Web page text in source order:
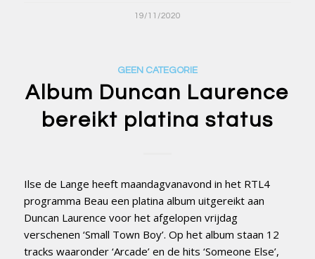
19/11/2020
GEEN CATEGORIE
Album Duncan Laurence
bereikt platina status
Ilse de Lange heeft maandagvanavond in het RTL4
programma Beau een platina album uitgereikt aan
Duncan Laurence voor het afgelopen vrijdag
verschenen ‘Small Town Boy’. Op het album staan 12
tracks waaronder ‘Arcade’ en de hits ‘Someone Else’,